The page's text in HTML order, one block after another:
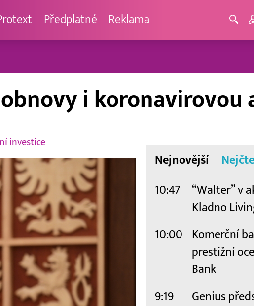
Předplatné Reklama
i koronavirovou
investice
Nejnovější
10:47
“Walter” v
Kladno
10:00
Komerční
prestižní
Bank
9:19
Genius